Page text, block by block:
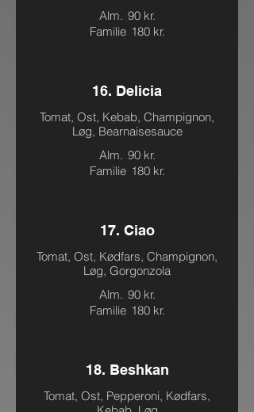
Alm. 90 kr.
Familie 180 kr.
16. Delicia
Tomat, Ost, Kebab, Champignon,
Løg, Bearnaisesauce
Alm. 90 kr.
Familie 180 kr.
17. Ciao
Tomat, Ost, Kødfars, Champignon,
Løg, Gorgonzola
Alm. 90 kr.
Familie 180 kr.
18. Beshkan
Tomat, Ost, Pepperoni, Kødfars,